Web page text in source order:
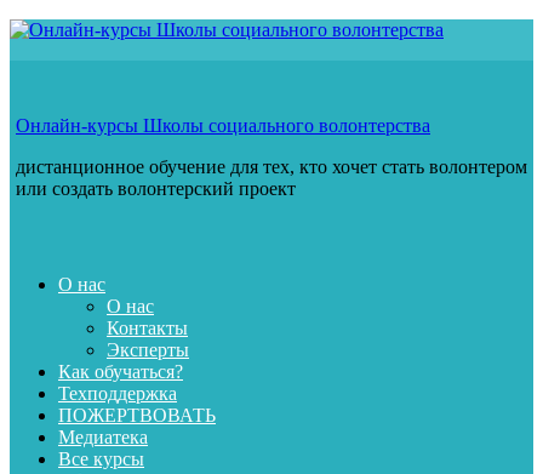
Онлайн-курсы Школы социального волонтерства
дистанционное обучение для тех, кто хочет стать волонтером
или создать волонтерский проект
О нас
О нас
Контакты
Эксперты
Как обучаться?
Техподдержка
ПОЖЕРТВОВАТЬ
Медиатека
Все курсы